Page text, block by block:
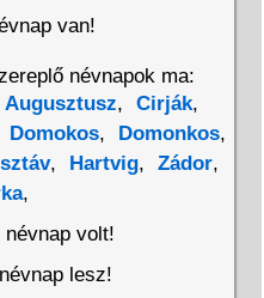
van!
névnapok ma:
Augusztusz, Cirják,
Domokos, Domonkos,
, Hartvig, Zádor,
,
névnap volt!
lesz!